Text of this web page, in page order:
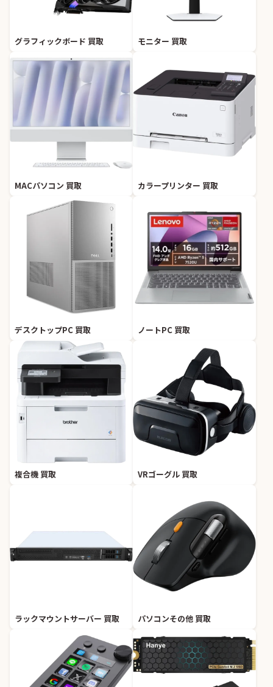
グラフィックボード 買取 モニター 買取
MACパソコン 買取 カラープリンター 買取
デスクトップPC 買取 ノートPC 買取
複合機 買取 VRゴーグル 買取
ラックマウントサーバー 買取 パソコンその他 買取